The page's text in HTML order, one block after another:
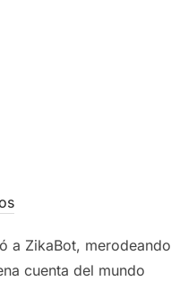
a ZikaBot, merodeando
cuenta del mundo